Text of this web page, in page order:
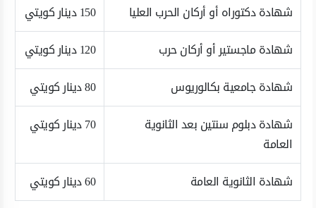
شهادة دكتوراه أو أركان الحرب العليا
150 دينار كويتي
شهادة ماجستير أو أركان حرب
120 دينار كويتي
شهادة جامعية بكالوريوس
80 دينار كويتي
شهادة دبلوم سنتين بعد الثانوية
العامة
70 دينار كويتي
شهادة الثانوية العامة 60 دينار كويتي